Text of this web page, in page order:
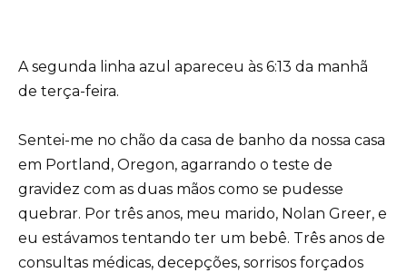
A segunda linha azul apareceu às 6:13 da manhã
de terça-feira.
Sentei-me no chão da casa de banho da nossa casa
em Portland, Oregon, agarrando o teste de
gravidez com as duas mãos como se pudesse
quebrar. Por três anos, meu marido, Nolan Greer, e
eu estávamos tentando ter um bebê. Três anos de
consultas médicas, decepções, sorrisos forçados